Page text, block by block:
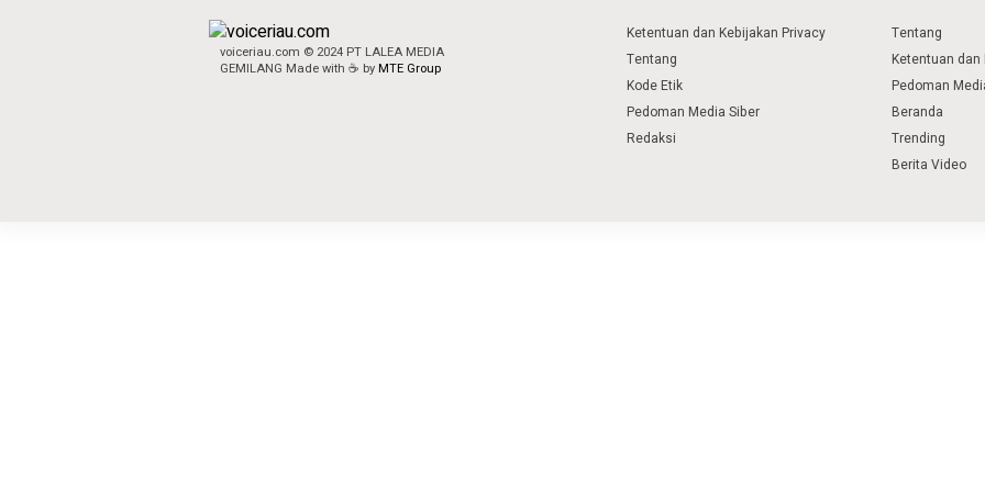
voiceriau.com © 2024 PT LALEA MEDIA
GEMILANG Made with ☕ by MTE Group
Ketentuan dan Kebijakan Privacy
Tentang
Kode Etik
Pedoman Media Siber
Redaksi
Tentang
Ketentuan dan
Pedoman
Beranda
Trending
Berita Video